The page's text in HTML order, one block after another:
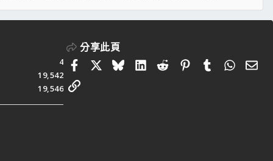
4
19,542
19,546
分享此頁
FacebookBlueskyLinkedIn
RedditPinterestTumblr 電
連結